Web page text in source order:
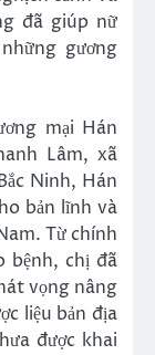
đã giúp nữ
gương
mại Hán
Lâm, xã
Ninh, Hán
bản lĩnh và
Từ chính
bệnh, chị đã
vọng nâng
liệu bản địa
được khai